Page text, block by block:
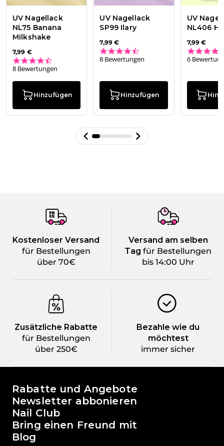
UV Nagellack
NL75 Banana
Milkshake
7,99 €
8 Bewertungen
Hinzufügen
UV Nagellack
SP99 Ilary
7,99 €
8 Bewertungen
Hinzufügen
UV
NL406
7,99 €
6
Kostenloser Versand
für Bestellungen
über 70€
Versand am selben
Tag für Bestellungen
bis 14:00 Uhr
Zusätzliche Rabatte
für Bestellungen
über 250€
Bezahle wie du
möchtest
immer sicher
Die Welt von Passione Beauty
Rabatte und Angebote
Newsletter abbonieren
Nail Club
Bring einen Freund mit
Blog